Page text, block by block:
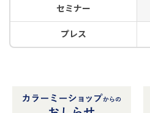
セミナー
プレス